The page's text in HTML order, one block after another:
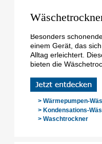
Besonders
einem Gerät, das
Alltag erleichtert.
bieten die
> Wärmepumpen-
> Kondensations-
> Waschtrockner